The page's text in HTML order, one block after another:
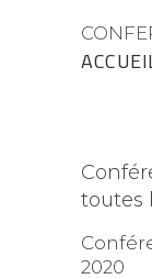
toutes
2020